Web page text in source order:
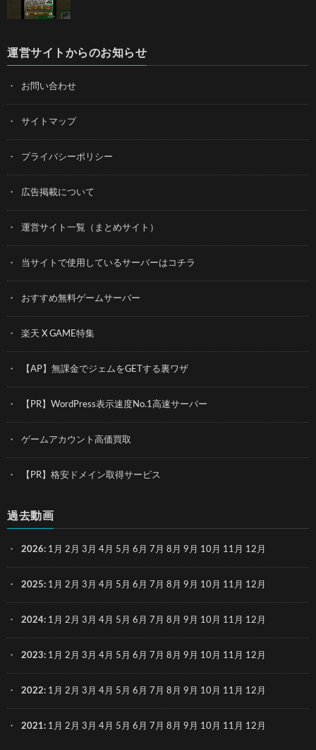
運営サイトからのお知らせ
お問い合わせ
サイトマップ
プライバシーポリシー
広告掲載について
運営サイト一覧（まとめサイト）
当サイトで使用しているサーバーはコチラ
おすすめ無料ゲームサーバー
楽天 X GAME特集
【AP】無課金でジェムをGETする裏ワザ
【PR】WordPress表示速度No.1高速サーバー
ゲームアカウント高価買取
【PR】格安ドメイン取得サービス
過去動画
2026: 1月 2月 3月 4月 5月 6月 7月 8月 9月 10月 11月 12月
2025: 1月 2月 3月 4月 5月 6月 7月 8月 9月 10月 11月 12月
2024: 1月 2月 3月 4月 5月 6月 7月 8月 9月 10月 11月 12月
2023: 1月 2月 3月 4月 5月 6月 7月 8月 9月 10月 11月 12月
2022: 1月 2月 3月 4月 5月 6月 7月 8月 9月 10月 11月 12月
2021: 1月 2月 3月 4月 5月 6月 7月 8月 9月 10月 11月 12月